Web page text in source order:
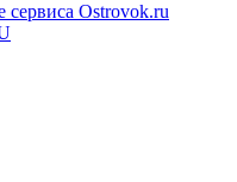
сервиса Ostrovok.ru